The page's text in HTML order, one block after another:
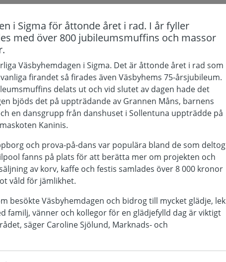
i Sigma för åttonde året i rad. I år fyller
med över 800 jubileumsmuffins och massor
Väsbyhemdagen i Sigma. Det är åttonde året i rad som
firandet så firades även Väsbyhems 75-årsjubileum.
delats ut och vid slutet av dagen hade det
bjöds det på uppträdande av Grannen Måns, barnens
en dansgrupp från danshuset i Sollentuna uppträdde på
Kaninis.
och prova-på-dans var populära bland de som deltog
fanns på plats för att berätta mer om projekten och
av korv, kaffe och festis samlades över 8 000 kronor
våld för jämlikhet.
besökte Väsbyhemdagen och bidrog till mycket glädje, lek
familj, vänner och kollegor för en glädjefylld dag är viktigt
säger Caroline Sjölund, Marknads- och